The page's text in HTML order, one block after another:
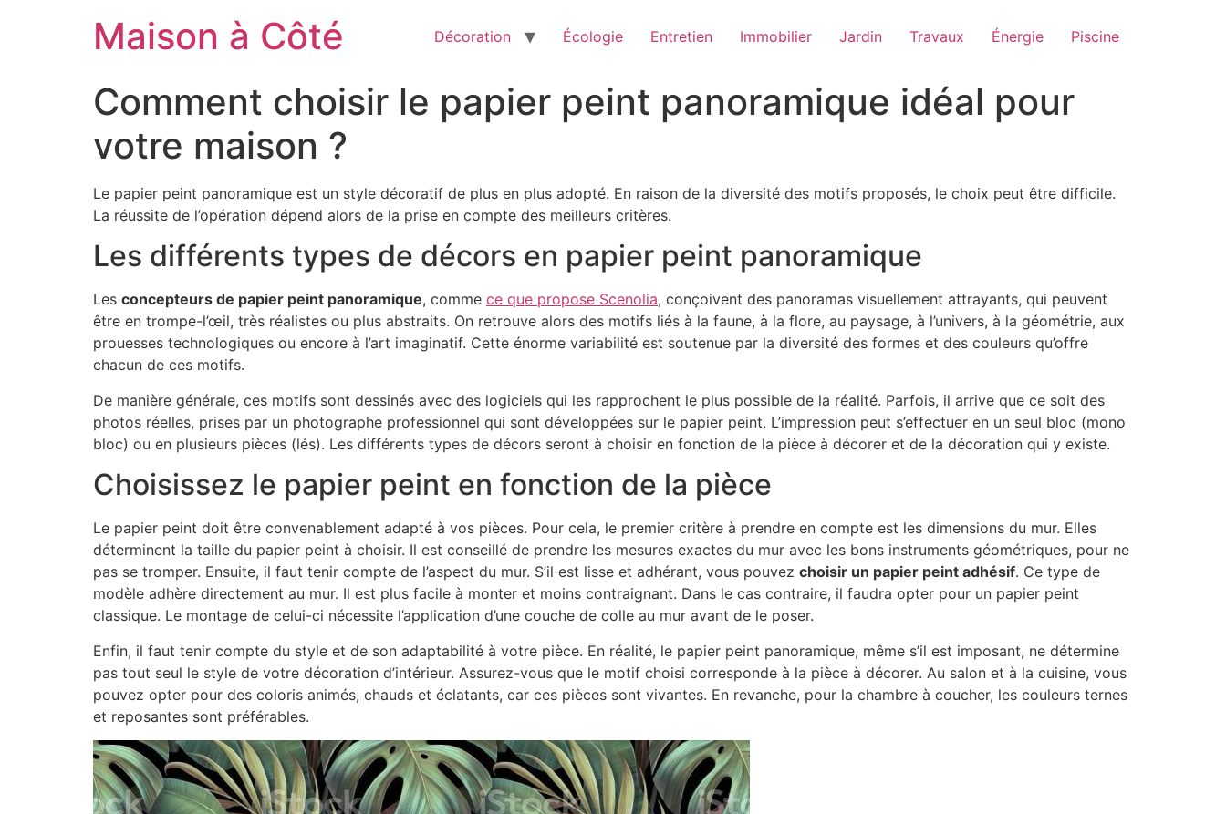
Maison à Côté Décoration Écologie Entretien Immobilier Jardin Travaux Énergie Piscine
Comment choisir le papier peint panoramique idéal pour
votre maison ?
Le papier peint panoramique est un style décoratif de plus en plus adopté. En raison de la diversité des motifs proposés, le choix peut être difficile.
La réussite de l’opération dépend alors de la prise en compte des meilleurs critères.
Les différents types de décors en papier peint panoramique
Les concepteurs de papier peint panoramique, comme ce que propose Scenolia, conçoivent des panoramas visuellement attrayants, qui peuvent
être en trompe-l’œil, très réalistes ou plus abstraits. On retrouve alors des motifs liés à la faune, à la flore, au paysage, à l’univers, à la géométrie, aux
prouesses technologiques ou encore à l’art imaginatif. Cette énorme variabilité est soutenue par la diversité des formes et des couleurs qu’offre
chacun de ces motifs.
De manière générale, ces motifs sont dessinés avec des logiciels qui les rapprochent le plus possible de la réalité. Parfois, il arrive que ce soit des
photos réelles, prises par un photographe professionnel qui sont développées sur le papier peint. L’impression peut s’effectuer en un seul bloc (mono
bloc) ou en plusieurs pièces (lés). Les différents types de décors seront à choisir en fonction de la pièce à décorer et de la décoration qui y existe.
Choisissez le papier peint en fonction de la pièce
Le papier peint doit être convenablement adapté à vos pièces. Pour cela, le premier critère à prendre en compte est les dimensions du mur. Elles
déterminent la taille du papier peint à choisir. Il est conseillé de prendre les mesures exactes du mur avec les bons instruments géométriques, pour ne
pas se tromper. Ensuite, il faut tenir compte de l’aspect du mur. S’il est lisse et adhérant, vous pouvez choisir un papier peint adhésif. Ce type de
modèle adhère directement au mur. Il est plus facile à monter et moins contraignant. Dans le cas contraire, il faudra opter pour un papier peint
classique. Le montage de celui-ci nécessite l’application d’une couche de colle au mur avant de le poser.
Enfin, il faut tenir compte du style et de son adaptabilité à votre pièce. En réalité, le papier peint panoramique, même s’il est imposant, ne détermine
pas tout seul le style de votre décoration d’intérieur. Assurez-vous que le motif choisi corresponde à la pièce à décorer. Au salon et à la cuisine, vous
pouvez opter pour des coloris animés, chauds et éclatants, car ces pièces sont vivantes. En revanche, pour la chambre à coucher, les couleurs ternes
et reposantes sont préférables.